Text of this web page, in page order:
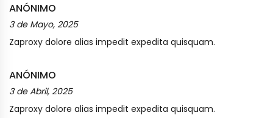
ANÓNIMO
3 de Mayo, 2025
Zaproxy dolore alias impedit expedita quisquam.
ANÓNIMO
3 de Abril, 2025
Zaproxy dolore alias impedit expedita quisquam.